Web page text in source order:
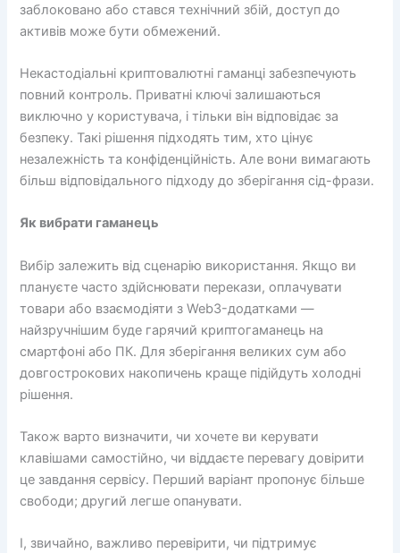
заблоковано або стався технічний збій, доступ до
активів може бути обмежений.
Некастодіальні криптовалютні гаманці забезпечують
повний контроль. Приватні ключі залишаються
виключно у користувача, і тільки він відповідає за
безпеку. Такі рішення підходять тим, хто цінує
незалежність та конфіденційність. Але вони вимагають
більш відповідального підходу до зберігання сід-фрази.
Як вибрати гаманець
Вибір залежить від сценарію використання. Якщо ви
плануєте часто здійснювати перекази, оплачувати
товари або взаємодіяти з Web3-додатками —
найзручнішим буде гарячий криптогаманець на
смартфоні або ПК. Для зберігання великих сум або
довгострокових накопичень краще підійдуть холодні
рішення.
Також варто визначити, чи хочете ви керувати
клавішами самостійно, чи віддаєте перевагу довірити
це завдання сервісу. Перший варіант пропонує більше
свободи; другий легше опанувати.
І, звичайно, важливо перевірити, чи підтримує